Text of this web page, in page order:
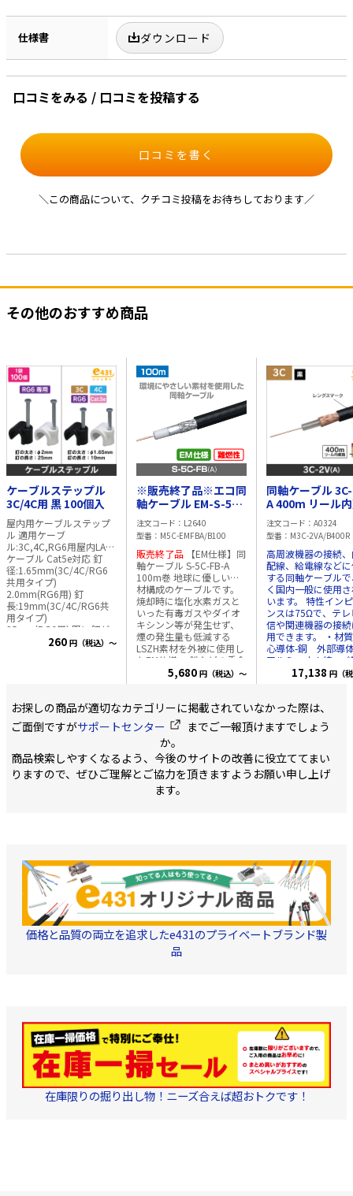
仕様書 ダウンロード
口コミをみる / 口コミを投稿する
口コミを書く
＼この商品について、クチコミ投稿をお待ちしております／
その他のおすすめ商品
ケーブルステップル
3C/4C用 黒 100個入
屋内用ケーブルステップ
ル 適用ケーブ
ル:3C,4C,RG6用屋内LAN
ケーブル Cat5e対応 釘
径:1.65mm(3C/4C/RG6
共用タイプ)
2.0mm(RG6用) 釘
長:19mm(3C/4C/RG6共
用タイプ)
25mm(RG6用) 既に釘が
セットされていますの
ンスの変化がありませ
ん。 1個=1袋(100本入)
260 円（税込）～
※販売終了品※エコ同
軸ケーブル EM-S-5C-
FBA エコ仕様・EM仕
様 黒 100m
注文コード
L2640
型番
M5C-EMFBA/B100
販売終了品
軸ケーブル S-5C-FB-A
100m巻 地球に優しい素
材構成のケーブルです。
焼却時に塩化水素ガスと
いった有毒ガスやダイオ
キシンン等が発生せず、
煙の発生量も低減する
LSZH素材を外被に使用し
たEM仕様。 鉛などの重金
属を含んだ材料を使用し
ておらず、埋め立て廃棄
ません。 ・使用周波数
10-3224MHz 【4K8K対応
モデル】
(HF,FM,VHF,UHF,地上波デ
ジタル放送,BS/CSデジタ
ル放送,CATV) ・材質
中心導体-軟銅線 外部
導体1-アルミニウム合
3005による60度傾斜難燃
性試験合格品※アルミ箔
が絶縁体と密着している
ため、アルミ箔を剥がし
ての使用はお勧めいたし
ません。 ※弊社取扱いの
他の同軸ケーブルの薄灰
色と若干色味が異なりま
すのでご注意ください。
のケーブルと変わりませ
ん。また、一般的なポリ
エチレン系材料の同軸ケ
ーブルの中では柔らか
く、施工がしやすいで
す。 ※配線工事や引き入
れ作業の際に、配管やラ
5,680 円（税込）～
同軸ケーブル
A 400m リール
黒色
注文コード
A0324
型番
M3C-2VA/B400R
高周波機器の接続
配線、給電線など
する同軸ケーブル
く国内一般に使用
います。 特性イン
ンスは75Ωで、テレ
信や関連機器の接
用できます。 ・材質 中
心導体-銅 外部導
アルミニウム線
体-ポリエチレン
ット-PVC(耐候性)
JISC3501準拠 ・箱
ズ 31cm x 31cm x
31cm 3C-2V-A 400m リ
ー:黒
17,138 円（
お探しの商品が適切なカテゴリーに掲載されていなかった際は、
ご面倒ですがサポートセンター
までご一報頂けますでしょう
か。
商品検索しやすくなるよう、今後のサイトの改善に役立ててまい
りますので、ぜひご理解とご協力を頂きますようお願い申し上げ
ます。
価格と品質の両立を追求したe431のプライベートブランド製
品
在庫限りの掘り出し物！ニーズ合えば超おトクです！